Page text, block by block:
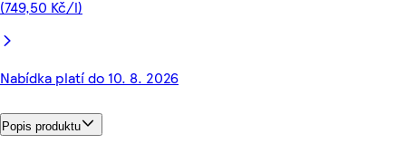
(749,50 Kč/l)
Nabídka platí do 10. 8. 2026
Popis produktu